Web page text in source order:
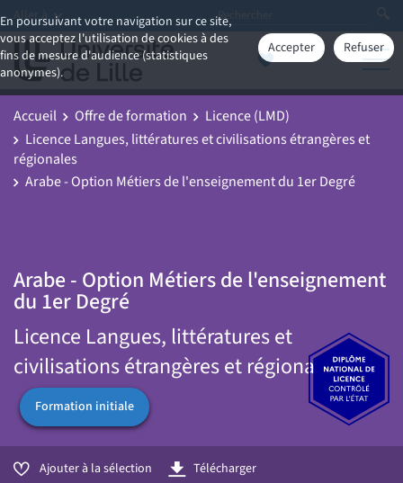
En poursuivant votre navigation sur ce site,
vous acceptez l'utilisation de cookies à des
fins de mesure d'audience (statistiques
anonymes).
Accepter Refuser
Aller à
Accueil Offre de formation
Licence (LMD)
Licence Langues, littératures et civilisations étrangères et
régionales
Arabe - Option Métiers de l'enseignement du 1er Degré
Arabe - Option Métiers de l'enseignement
du 1er Degré
Licence Langues, littératures et
civilisations étrangères et régionales
Formation initiale
Ajouter à la sélection Télécharger